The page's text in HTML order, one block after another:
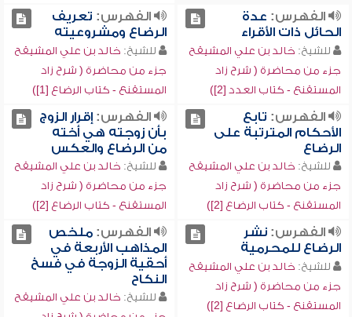
الفهرس: عدة
الحائل ذات الأقراء
للشيخ: خالد بن علي المشيقح
جزء من محاضرة ( شرح زاد
المستقنع - كتاب العدد [2])
الفهرس: تعريف
الرضاع ومشروعيته
للشيخ: خالد بن علي المشيقح
جزء من محاضرة ( شرح زاد
المستقنع - كتاب الرضاع [1])
الفهرس: تابع
الأحكام المترتبة على
الرضاع
للشيخ: خالد بن علي المشيقح
جزء من محاضرة ( شرح زاد
المستقنع - كتاب الرضاع [2])
الفهرس:إقرار الزوج
بأن زوجته هي أخته
من الرضاع والعكس
للشيخ: خالد بن علي المشيقح
جزء من محاضرة ( شرح زاد
المستقنع - كتاب الرضاع [2])
الفهرس:نشر
الرضاع للمحرمية
للشيخ: خالد بن علي المشيقح
جزء من محاضرة ( شرح زاد
المستقنع - كتاب الرضاع [2])
الفهرس:ملخص
المذاهب الأربعة في
أحقية الزوجة في فسخ
النكاح
للشيخ: خالد بن علي المشيقح